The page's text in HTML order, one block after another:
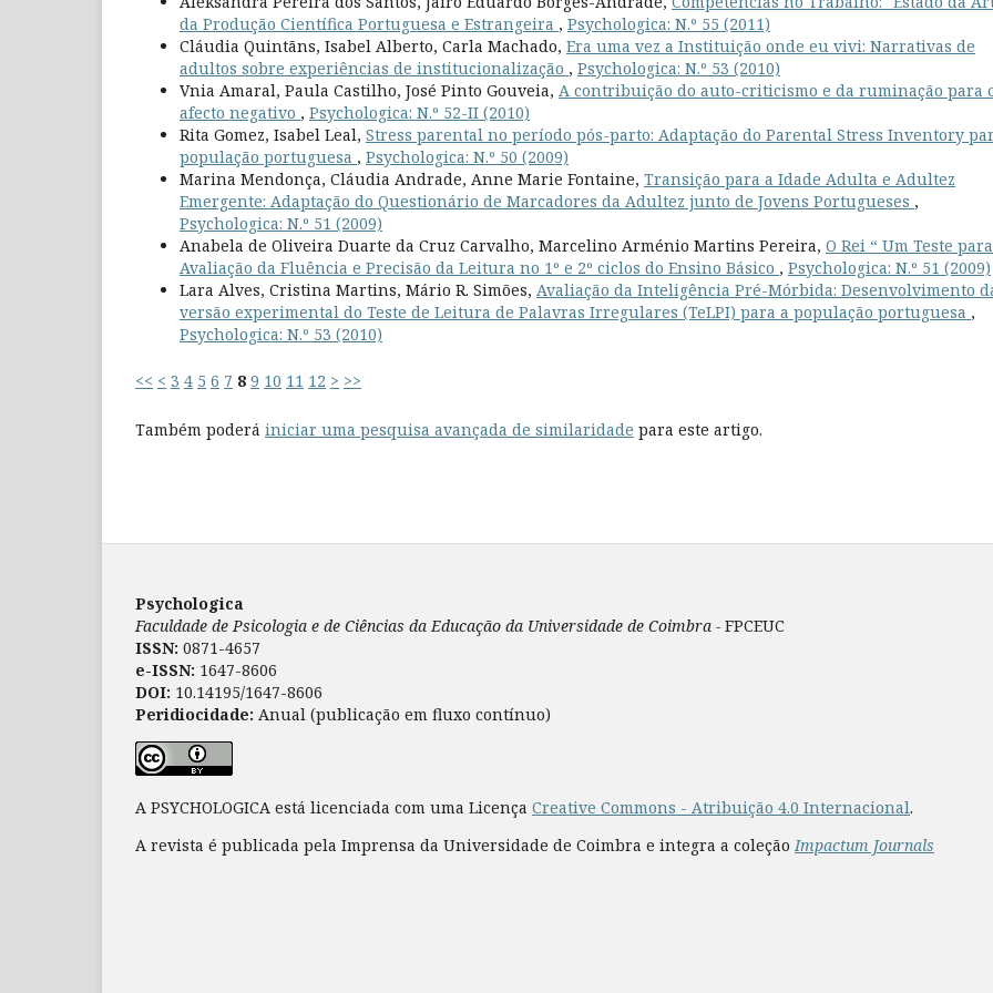
da Produção Científica Portuguesa e Estrangeira , Psychologica: N.º 55 (2011)
Cláudia Quintãns, Isabel Alberto, Carla Machado, Era uma vez a Instituição onde eu vivi: Narrativas de
adultos sobre experiências de institucionalização , Psychologica: N.º 53 (2010)
Vnia Amaral, Paula Castilho, José Pinto Gouveia, A contribuição do auto-criticismo e da ruminação para
afecto negativo , Psychologica: N.º 52-II (2010)
Rita Gomez, Isabel Leal, Stress parental no período pós-parto: Adaptação do Parental Stress Inventory
população portuguesa , Psychologica: N.º 50 (2009)
Marina Mendonça, Cláudia Andrade, Anne Marie Fontaine, Transição para a Idade Adulta e Adultez
Emergente: Adaptação do Questionário de Marcadores da Adultez junto de Jovens Portugueses ,
Psychologica: N.º 51 (2009)
Anabela de Oliveira Duarte da Cruz Carvalho, Marcelino Arménio Martins Pereira, O Rei “ Um Teste para
Avaliação da Fluência e Precisão da Leitura no 1º e 2º ciclos do Ensino Básico , Psychologica: N.º 51 (2009)
Lara Alves, Cristina Martins, Mário R. Simões, Avaliação da Inteligência Pré-Mórbida: Desenvolvimento
versão experimental do Teste de Leitura de Palavras Irregulares (TeLPI) para a população portuguesa ,
Psychologica: N.º 53 (2010)
<< < 3 4 5 6 7 8 9 10 11 12 > >>
Também poderá iniciar uma pesquisa avançada de similaridade para este artigo.
Psychologica
Faculdade de Psicologia e de Ciências da Educação da Universidade de Coimbra - FPCEUC
ISSN: 0871-4657
e-ISSN: 1647-8606
DOI: 10.14195/1647-8606
Peridiocidade: Anual (publicação em fluxo contínuo)
A PSYCHOLOGICA está licenciada com uma Licença Creative Commons - Atribuição 4.0 Internacional.
A revista é publicada pela Imprensa da Universidade de Coimbra e integra a coleçãoImpactum Journals